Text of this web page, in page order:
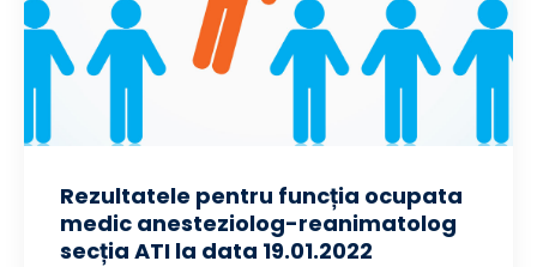
Rezultatele pentru funcția ocupata
medic anesteziolog-reanimatolog
secția ATI la data 19.01.2022